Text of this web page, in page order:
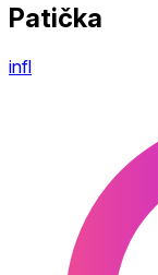
Patička
infl